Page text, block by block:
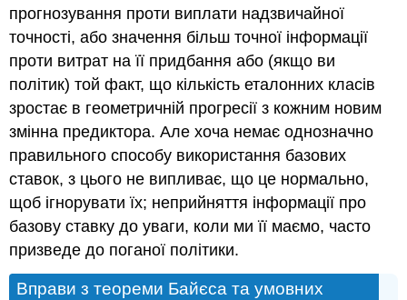
прогнозування проти виплати надзвичайної
точності, або значення більш точної інформації
проти витрат на її придбання або (якщо ви
політик) той факт, що кількість еталонних класів
зростає в геометричній прогресії з кожним новим
змінна предиктора. Але хоча немає однозначно
правильного способу використання базових
ставок, з цього не випливає, що це нормально,
щоб ігнорувати їх; неприйняття інформації про
базову ставку до уваги, коли ми її маємо, часто
призведе до поганої політики.
Вправи з теореми Байєса та умовних